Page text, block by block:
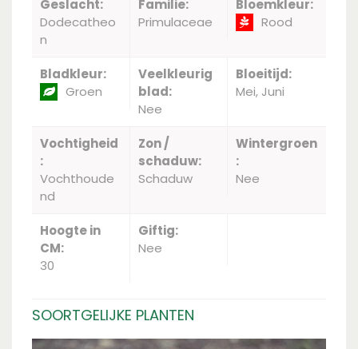
Geslacht:
Dodecatheo
n
Familie:
Primulaceae
Bloemkleur:
Rood
Bladkleur:
Groen
Veelkleurig
blad:
Nee
Bloeitijd:
Mei, Juni
Vochtigheid
:
Vochthoude
nd
Zon /
schaduw:
Schaduw
Wintergroen
:
Nee
Hoogte in
CM:
30
Giftig:
Nee
SOORTGELIJKE PLANTEN